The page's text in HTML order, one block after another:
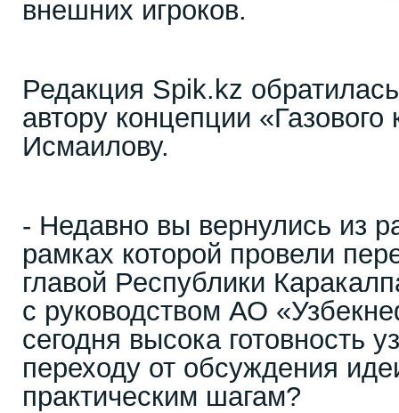
внешних игроков.
Редакция Spik.kz
автору концепции
Исмаилову.
- Недавно вы вернулись из
рамках которой провели
главой Республики
с руководством АО
сегодня высока готовность
переходу от обсуждения
практическим шагам?